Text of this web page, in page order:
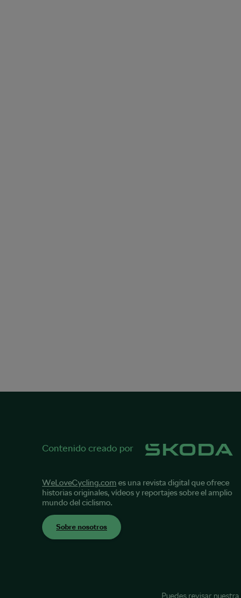
Contenido creado por
WeLoveCycling.com es una revista digital que ofrece
historias originales, vídeos y reportajes sobre el amplio
mundo del ciclismo.
Sobre nosotros
Puedes revisar nuestra